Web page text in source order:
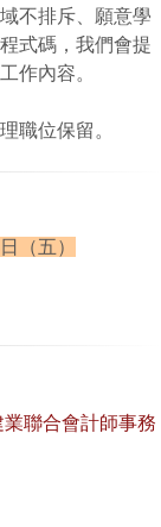
不排斥、願意學
式碼，我們會提
作內容。
職位保留。
（五）
聯合會計師事務